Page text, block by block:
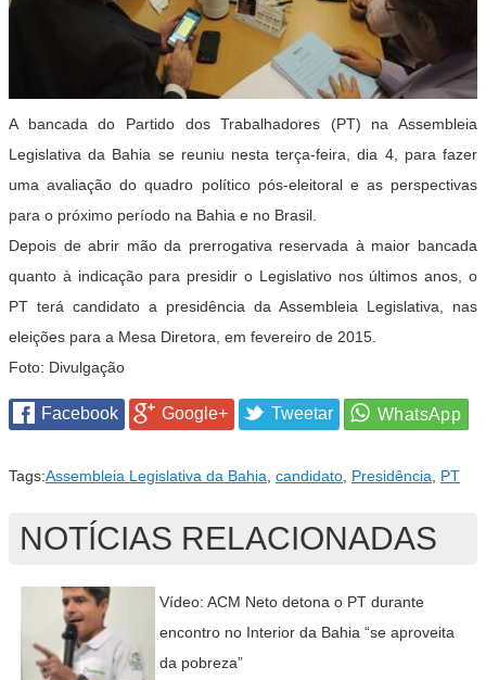
A bancada do Partido dos Trabalhadores (PT) na Assembleia
Legislativa da Bahia se reuniu nesta terça-feira, dia 4, para fazer
uma avaliação do quadro político pós-eleitoral e as perspectivas
para o próximo período na Bahia e no Brasil.
Depois de abrir mão da prerrogativa reservada à maior bancada
quanto à indicação para presidir o Legislativo nos últimos anos, o
PT terá candidato a presidência da Assembleia Legislativa, nas
eleições para a Mesa Diretora, em fevereiro de 2015.
Foto: Divulgação
Facebook Google+ Tweetar
Tags:Assembleia Legislativa da Bahia, candidato, Presidência, PT
NOTÍCIAS RELACIONADAS
Vídeo: ACM Neto detona o PT durante
encontro no Interior da Bahia “se aproveita
da pobreza”